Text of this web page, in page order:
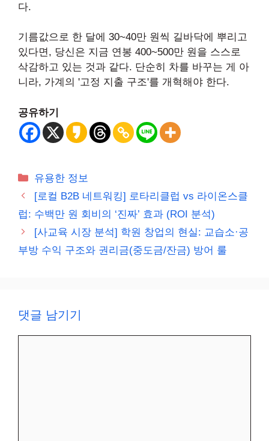
다.
기름값으로 한 달에 30~40만 원씩 길바닥에 뿌리고
있다면, 당신은 지금 연봉 400~500만 원을 스스로
삭감하고 있는 것과 같다. 단순히 차를 바꾸는 게 아
니라, 가계의 '고정 지출 구조'를 개혁해야 한다.
공유하기
카
테
리
유용한 정보
[로컬 B2B 네트워킹] 로타리클럽 vs 라이온스클
럽: 수백만 원 회비의 ‘진짜’ 효과 (ROI 분석)
[사교육 시장 분석] 학원 창업의 현실: 교습소·공
부방 수익 구조와 권리금(중도금/잔금) 방어 룰
댓글 남기기